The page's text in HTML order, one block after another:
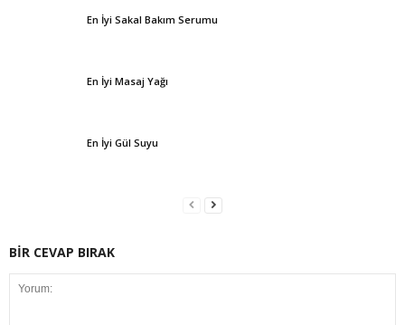
En İyi Sakal Bakım Serumu
En İyi Masaj Yağı
En İyi Gül Suyu
BİR CEVAP BIRAK